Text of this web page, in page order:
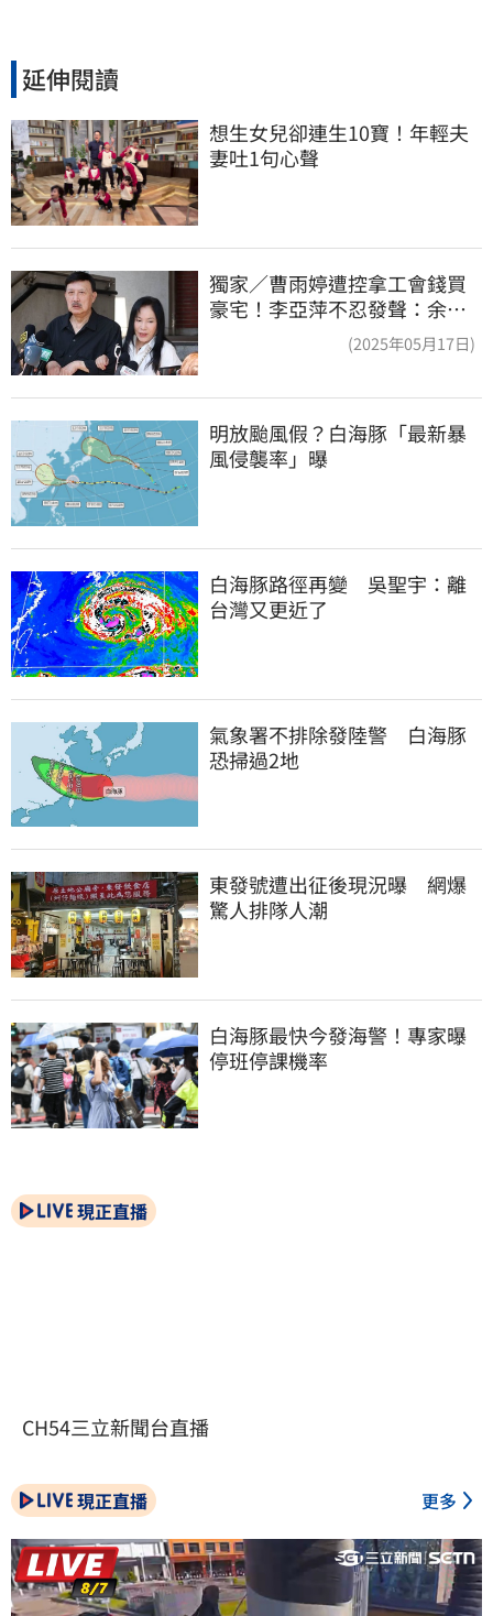
延伸閱讀
想生女兒卻連生10寶！年輕夫
妻吐1句心聲
獨家／曹雨婷遭控拿工會錢買
豪宅！李亞萍不忍發聲：余天
(2025年05月17日)
明放颱風假？白海豚「最新暴
風侵襲率」曝
白海豚路徑再變　吳聖宇：離
台灣又更近了
氣象署不排除發陸警　白海豚
恐掃過2地
東發號遭出征後現況曝　網爆
驚人排隊人潮
白海豚最快今發海警！專家曝
停班停課機率
現正直播
CH54三立新聞台直播
現正直播 更多